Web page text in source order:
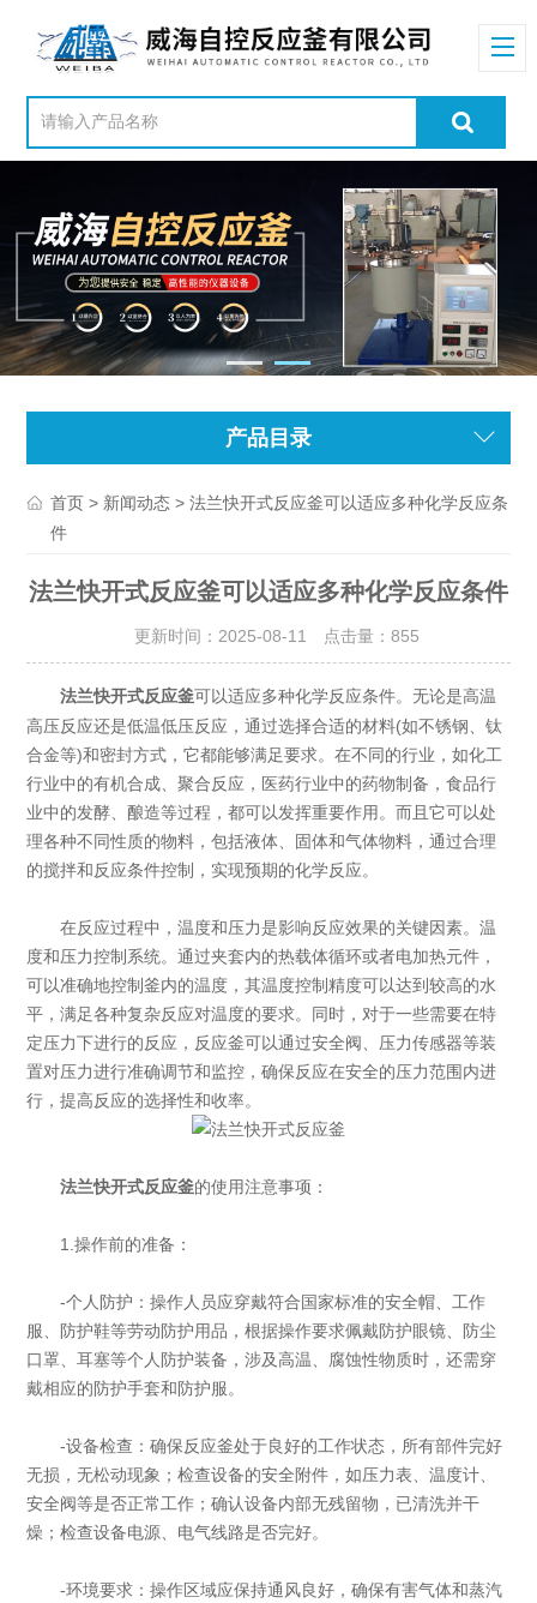
产品目录
首页 > 新闻动态 > 法兰快开式反应釜可以适应多种化学反应条
件
法兰快开式反应釜可以适应多种化学反应条件
更新时间：2025-08-11 点击量： 855
法兰快开式反应釜可以适应多种化学反应条件。无论是高温
高压反应还是低温低压反应，通过选择合适的材料(如不锈钢、钛
合金等)和密封方式，它都能够满足要求。在不同的行业，如化工
行业中的有机合成、聚合反应，医药行业中的药物制备，食品行
业中的发酵、酿造等过程，都可以发挥重要作用。而且它可以处
理各种不同性质的物料，包括液体、固体和气体物料，通过合理
的搅拌和反应条件控制，实现预期的化学反应。
在反应过程中，温度和压力是影响反应效果的关键因素。温
度和压力控制系统。通过夹套内的热载体循环或者电加热元件，
可以准确地控制釜内的温度，其温度控制精度可以达到较高的水
平，满足各种复杂反应对温度的要求。同时，对于一些需要在特
定压力下进行的反应，反应釜可以通过安全阀、压力传感器等装
置对压力进行准确调节和监控，确保反应在安全的压力范围内进
行，提高反应的选择性和收率。
法兰快开式反应釜的使用注意事项：
1.操作前的准备：
-个人防护：操作人员应穿戴符合国家标准的安全帽、工作
服、防护鞋等劳动防护用品，根据操作要求佩戴防护眼镜、防尘
口罩、耳塞等个人防护装备，涉及高温、腐蚀性物质时，还需穿
戴相应的防护手套和防护服。
-设备检查：确保反应釜处于良好的工作状态，所有部件完好
无损，无松动现象；检查设备的安全附件，如压力表、温度计、
安全阀等是否正常工作；确认设备内部无残留物，已清洗并干
燥；检查设备电源、电气线路是否完好。
-环境要求：操作区域应保持通风良好，确保有害气体和蒸汽